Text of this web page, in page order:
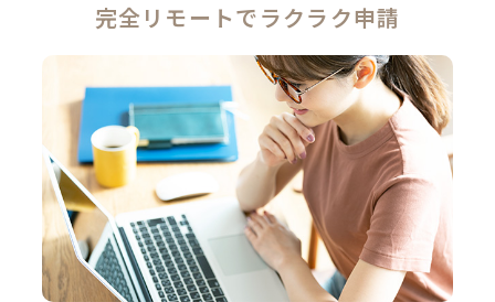
完全リモートでラクラク申請